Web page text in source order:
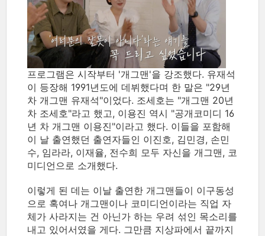
프로그램은 시작부터 '개그맨'을 강조했다. 유재석
이 등장해 1991년도에 데뷔했다며 한 말은 "29년
차 개그맨 유재석"이었다. 조세호는 "개그맨 20년
차 조세호"라고 했고, 이용진 역시 "공개코미디 16
년 차 개그맨 이용진"이라고 했다. 이들을 포함해
이 날 출연했던 출연자들인 이진호, 김민경, 손민
수, 임라라, 이재율, 전수희 모두 자신을 개그맨, 코
미디언으로 소개했다.
이렇게 된 데는 이날 출연한 개그맨들이 이구동성
으로 혹여나 개그맨이나 코미디언이라는 직업 자
체가 사라지는 건 아닌가 하는 우려 섞인 목소리를
내고 있어서였을 게다. 그만큼 지상파에서 끝까지